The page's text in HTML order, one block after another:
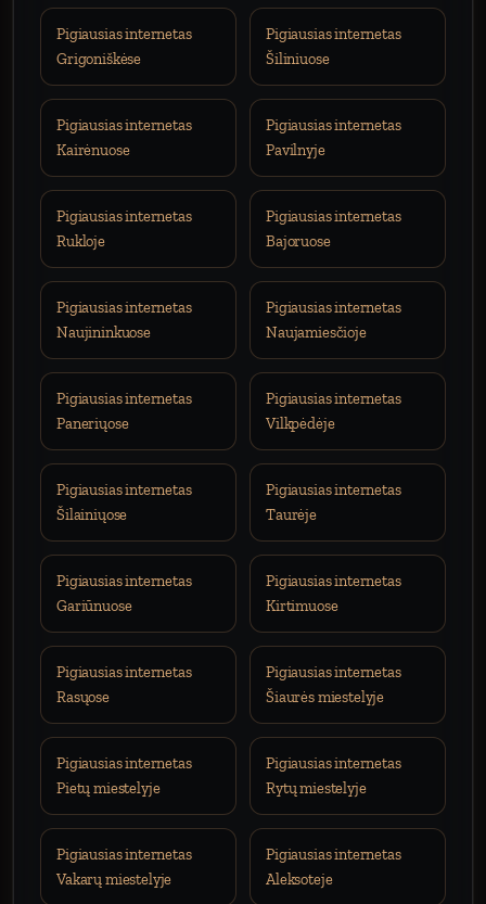
Pigiausias internetas
Grigoniškėse
Pigiausias internetas
Šiliniuose
Pigiausias internetas
Kairėnuose
Pigiausias internetas
Pavilnyje
Pigiausias internetas
Rukloje
Pigiausias internetas
Bajoruose
Pigiausias internetas
Naujininkuose
Pigiausias internetas
Naujamiesčioje
Pigiausias internetas
Paneriųose
Pigiausias internetas
Vilkpėdėje
Pigiausias internetas
Šilainiųose
Pigiausias internetas
Taurėje
Pigiausias internetas
Gariūnuose
Pigiausias internetas
Kirtimuose
Pigiausias internetas
Rasųose
Pigiausias internetas
Šiaurės miestelyje
Pigiausias internetas
Pietų miestelyje
Pigiausias internetas
Rytų miestelyje
Pigiausias internetas
Vakarų miestelyje
Pigiausias internetas
Aleksoteje